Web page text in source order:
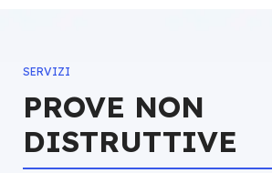
SERVIZI
PROVE NON
DISTRUTTIVE